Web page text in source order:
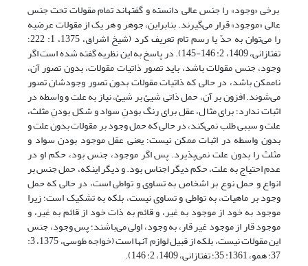
برخی «وجود» را جنس عالی دانسته و گفته‏اند تمام مقولات تحت جنس
عالی «موجود» قرار می‌گیرند. بنابراین، جوهر و هر یک از مقولات عرضیه
را می‌توان به حدّ یا رسم تام تعریف کرد (شیخ اشراق، 1375، 1: 222؛
تفتازانى، 1409، 2: 146-145). در پاسخ به این نظریه گفته شده است اگر
وجود، جنس مقولات باشد، باید تصور ذاتیات مقولات، بدون تصور آن،
ناممکن باشد، در حالی که ذاتیات مقولات بدون تصور وجودشان تصور
می‌شوند. افزون بر آن، حمل ذاتی شیئ بر شیئ، نیاز به علت و واسطه در
اثبات ندارد؛ برای مثال، عقل برای رنگ بودنِ سواد و شکل بودنِ مثلث،
علت و سببی طلب نمی‌کند، در حالی که حمل وجود بر مقولات بدون علت و
بدون واسطه در اثبات ممکن نیست؛ یعنی عقل موجود بودن سواد و
مثلث را بدون علت نمی‌پذیرد. پس اگر موجود، جنس بود، حکم او در
عدم احتیاج به علت، حکم دیگر اجناس بود. و دیگر اینکه، حمل جنس بر
انواع و حمل نوع بر اشخاص به تساوی و تواطی است، در حالی که حمل
وجود بر ماهیات، به تواطی و تساوی نیست، بلکه به تشکیک است؛ زیرا
موجود به خود از موجود به غیر، و قائم به ذات خود از قائم به غیر، و
موجود قار از موجود غیر قار، به وجود، اولی می‌باشند؛ پس وجود، جنس
این مقولات نیست، بلکه از قبیل لوازم آنها است (خواجه طوسى، 1375، 3:
37؛ همو، 1361: 35؛ تفتازانى، 1409، 2: 146).